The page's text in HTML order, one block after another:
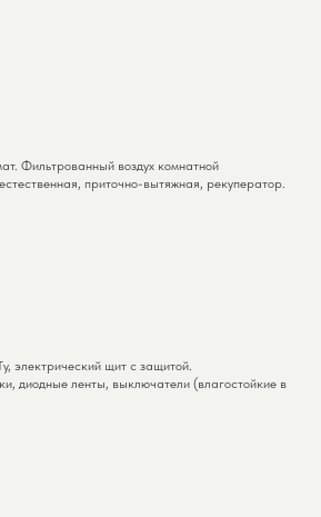
Фильтрованный воздух комнатной
приточно-вытяжная, рекуператор.
электрический щит с защитой.
диодные ленты, выключатели (влагостойкие в